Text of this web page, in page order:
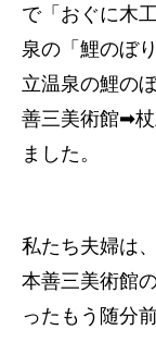
で「おぐに木
泉の「鯉のぼ
立温泉の鯉の
善三美術館➡
ました。
私たち夫婦は
本善三美術館
ったもう随分